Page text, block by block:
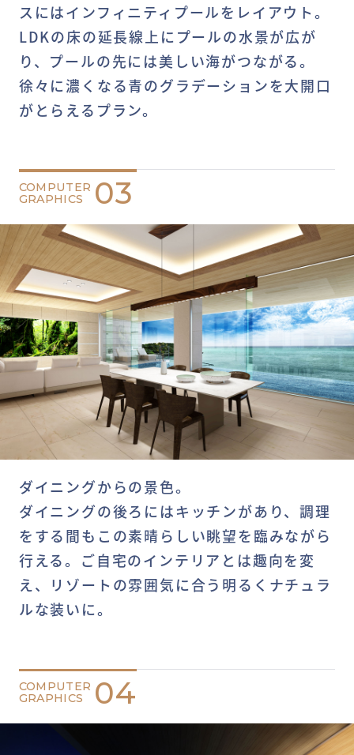
スにはインフィニティプールをレイアウト。
LDKの床の延長線上にプールの水景が広が
り、プールの先には美しい海がつながる。
徐々に濃くなる青のグラデーションを大開口
がとらえるプラン。
COMPUTER
GRAPHICS
03
ダイニングからの景色。
ダイニングの後ろにはキッチンがあり、調理
をする間もこの素晴らしい眺望を臨みながら
行える。ご自宅のインテリアとは趣向を変
え、リゾートの雰囲気に合う明るくナチュラ
ルな装いに。
COMPUTER
GRAPHICS
04